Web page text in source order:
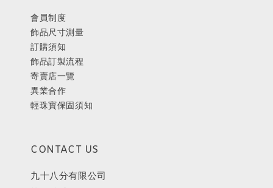
會員制度
飾品尺寸測量
訂購須知
飾品訂製流程
寄賣店一覽
異業合作
輕珠寶保固須知
CONTACT US
九十八分有限公司